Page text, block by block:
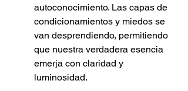
autoconocimiento. Las capas de
condicionamientos y miedos se
van desprendiendo, permitiendo
que nuestra verdadera esencia
emerja con claridad y
luminosidad.